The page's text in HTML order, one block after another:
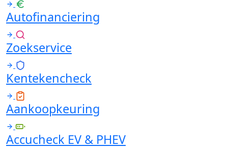
Autofinanciering
Zoekservice
Kentekencheck
Aankoopkeuring
Accucheck EV & PHEV